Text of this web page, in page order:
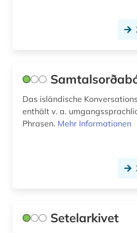
Das isländische
enthält v. a.
Phrasen. Mehr Informationen
Setelarkivet